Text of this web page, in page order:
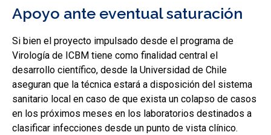
Apoyo ante eventual saturación
Si bien el proyecto impulsado desde el programa de
Virología de ICBM tiene como finalidad central el
desarrollo científico, desde la Universidad de Chile
aseguran que la técnica estará a disposición del sistema
sanitario local en caso de que exista un colapso de casos
en los próximos meses en los laboratorios destinados a
clasificar infecciones desde un punto de vista clínico.